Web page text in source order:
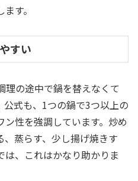
す。
すい
理の途中で鍋を替えなくて
式も、1つの鍋で3つ以上の
性を強調しています。炒め
蒸らす、少し揚げ焼きす
は、これはかなり助かりま